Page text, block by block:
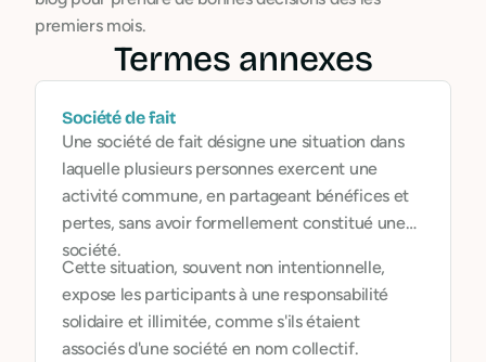
premiers mois.
Termes annexes
Société de fait
Une société de fait désigne une situation dans
laquelle plusieurs personnes exercent une
activité commune, en partageant bénéfices et
pertes, sans avoir formellement constitué une
société.
Cette situation, souvent non intentionnelle,
expose les participants à une responsabilité
solidaire et illimitée, comme s'ils étaient
associés d'une société en nom collectif.